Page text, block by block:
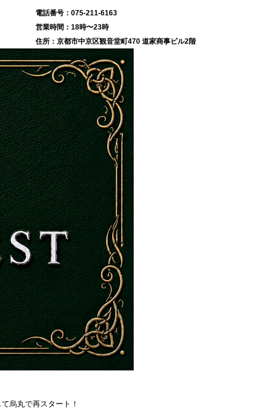
075-211-6163
18時〜23時
京都市中京区観音堂町470 道家商事ビル2階
烏丸で再スタート！